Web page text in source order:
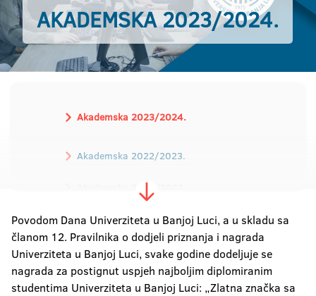
AKADEMSKA 2023/2024.
Akademska 2023/2024.
Akademska 2022/2023.
Akademska 2020/2021.
Akademska 2019/2020.
Akademska 2018/2019.
Povodom Dana Univerziteta u Banjoj Luci, a u skladu sa
članom 12. Pravilnika o dodjeli priznanja i nagrada
Univerziteta u Banjoj Luci, svake godine dodeljuje se
nagrada za postignut uspjeh najboljim diplomiranim
studentima Univerziteta u Banjoj Luci: „Zlatna značka sa